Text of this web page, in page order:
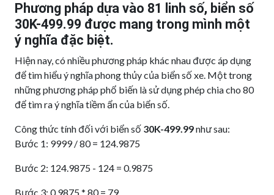
Phương pháp dựa vào 81 linh số, biển số
30K-499.99 được mang trong mình một
ý nghĩa đặc biệt.
Hiện nay, có nhiều phương pháp khác nhau được áp dụng
để tìm hiểu ý nghĩa phong thủy của biển số xe. Một trong
những phương pháp phổ biến là sử dụng phép chia cho 80
để tìm ra ý nghĩa tiềm ẩn của biển số.
Công thức tính đối với biển số 30K-499.99như sau:
Bước 1: 9999 / 80 = 124.9875
Bước 2: 124.9875 - 124 = 0.9875
Bước 3: 0.9875 * 80 = 79